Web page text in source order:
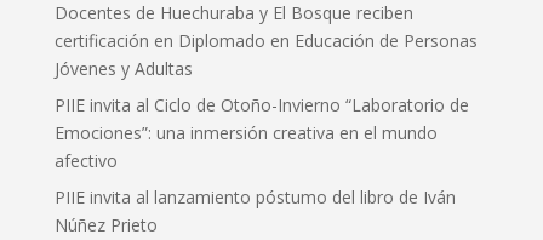
Docentes de Huechuraba y El Bosque reciben
certificación en Diplomado en Educación de Personas
Jóvenes y Adultas
PIIE invita al Ciclo de Otoño-Invierno “Laboratorio de
Emociones”: una inmersión creativa en el mundo
afectivo
PIIE invita al lanzamiento póstumo del libro de Iván
Núñez Prieto